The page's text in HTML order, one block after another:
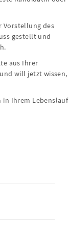
Vorstellung des
gestellt und
aus Ihrer
will jetzt wissen,
in Ihrem Lebenslauf